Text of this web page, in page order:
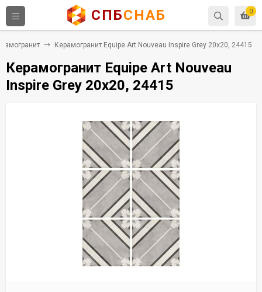
0
СПБСНАБ
Керамогранит Equipe Art Nouveau Inspire Grey 20x20, 24415
Керамогранит Equipe Art Nouveau
Inspire Grey 20x20, 24415